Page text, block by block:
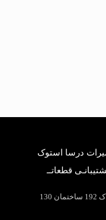
درسا استوک
قطعاتــ
تهران خیابان سمیه نرسیده به ایرانشهر پلاک 192 ساختمان 130